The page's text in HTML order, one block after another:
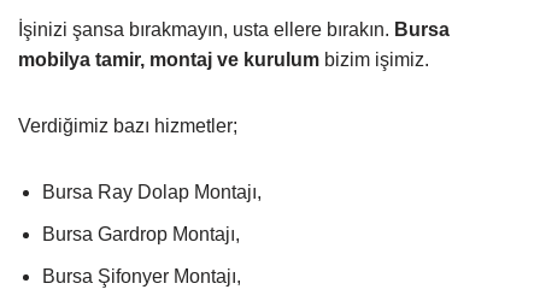
İşinizi şansa bırakmayın, usta ellere bırakın. Bursa
mobilya tamir, montaj ve kurulum bizim işimiz.
Verdiğimiz bazı hizmetler;
Bursa Ray Dolap Montajı,
Bursa Gardrop Montajı,
Bursa Şifonyer Montajı,